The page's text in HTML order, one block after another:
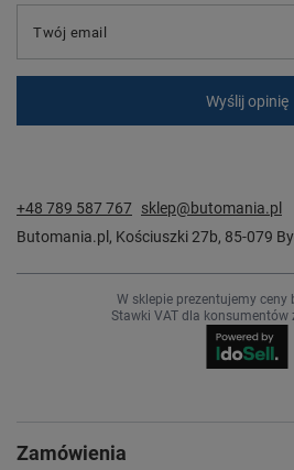
Twój email
Wyślij opinię
+48 789 587 767 sklep@butomania.pl
Butomania.pl , Kościuszki 27b, 85-079
W sklepie prezentujemy ceny
Stawki VAT dla konsumentów
Zamówienia